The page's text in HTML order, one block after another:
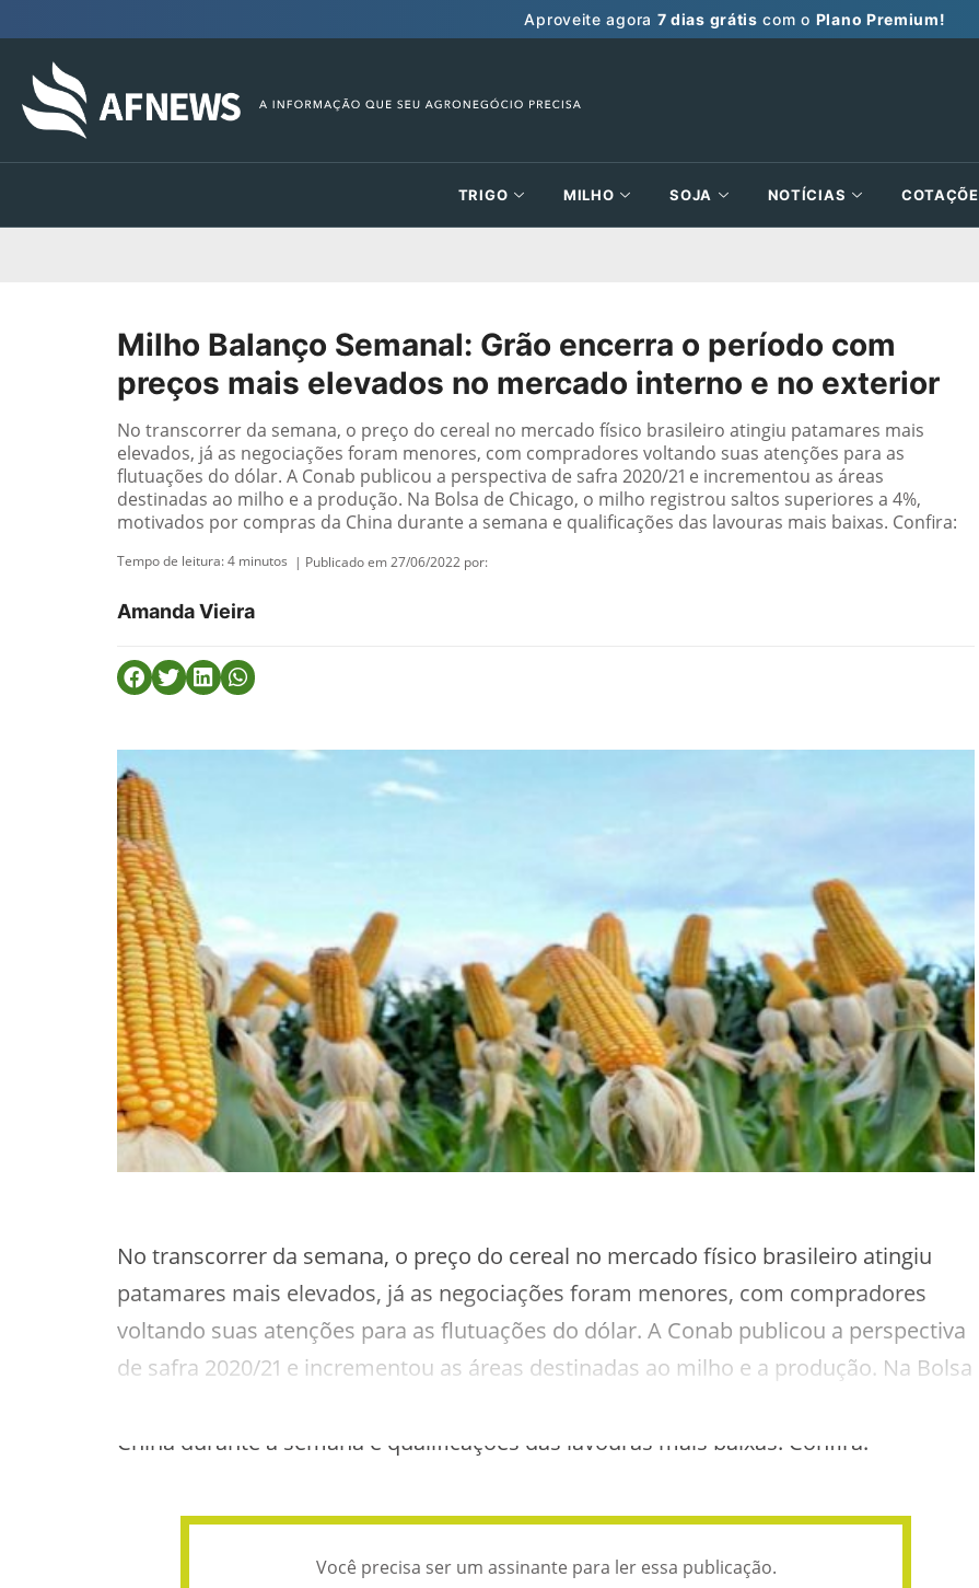
Aproveite agora 7 dias grátis com o Plano Premium!
TRIGO MILHO SOJA NOTÍCIAS
Milho Balanço Semanal: Grão encerra o período com
preços mais elevados no mercado interno e no exterior
No transcorrer da semana, o preço do cereal no mercado físico brasileiro atingiu patamares mais
elevados, já as negociações foram menores, com compradores voltando suas atenções para as
flutuações do dólar. A Conab publicou a perspectiva de safra 2020/21 e incrementou as áreas
destinadas ao milho e a produção. Na Bolsa de Chicago, o milho registrou saltos superiores a 4%,
motivados por compras da China durante a semana e qualificações das lavouras mais baixas. Confira:
Tempo de leitura:4 minutos | Publicado em 27/06/2022 por:
Amanda Vieira
No transcorrer da semana, o preço do cereal no mercado físico brasileiro atingiu
patamares mais elevados, já as negociações foram menores, com compradores
voltando suas atenções para as flutuações do dólar. A Conab publicou a perspectiva
de safra 2020/21 e incrementou as áreas destinadas ao milho e a produção. Na Bolsa
China durante a semana e qualificações das lavouras mais baixas. Confira:
Você precisa ser um assinante para ler essa publicação.